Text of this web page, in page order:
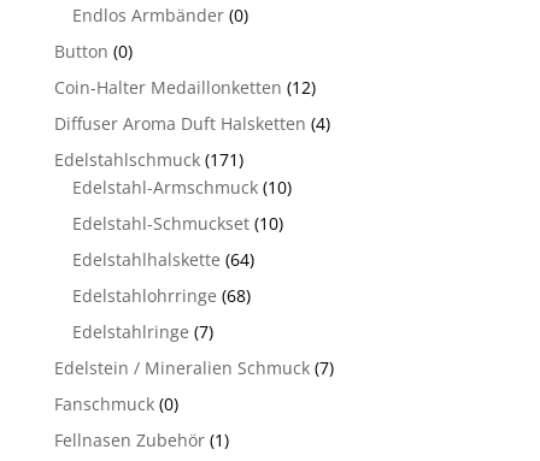
Endlos Armbänder (0)
Button (0)
Coin-Halter Medaillonketten (12)
Diffuser Aroma Duft Halsketten (4)
Edelstahlschmuck (171)
Edelstahl-Armschmuck (10)
Edelstahl-Schmuckset (10)
Edelstahlhalskette (64)
Edelstahlohrringe (68)
Edelstahlringe (7)
Edelstein / Mineralien Schmuck (7)
Fanschmuck (0)
Fellnasen Zubehör (1)